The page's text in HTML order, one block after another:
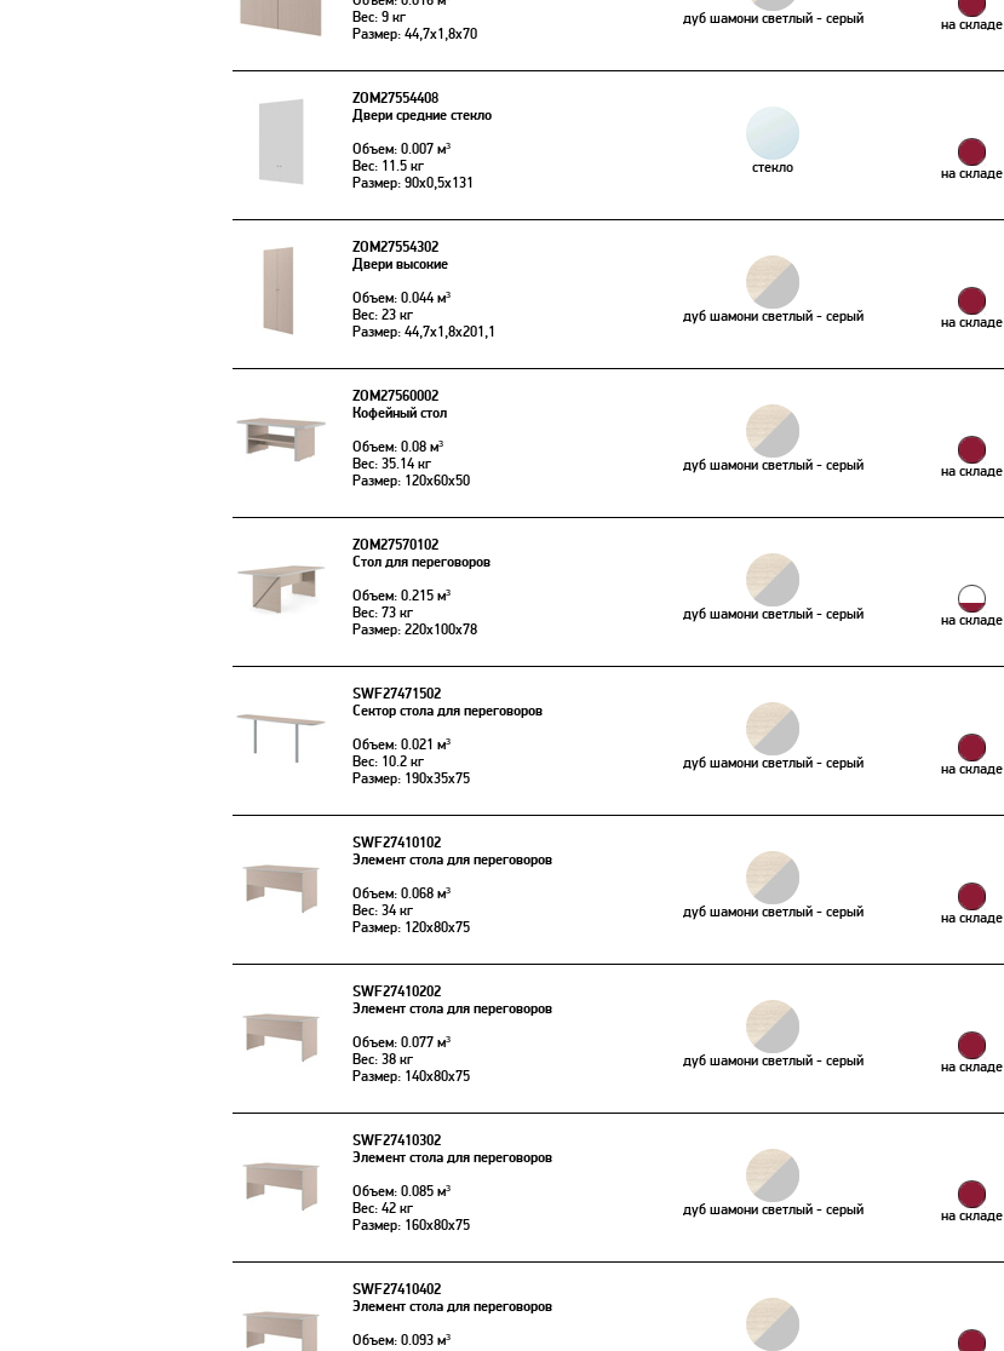
Вес: 9 кг
Размер: 44,7x1,8x70
дуб шамони светлый - серый на складе
ZOM27554408
Двери средние стекло
Объем: 0.007 м³
Вес: 11.5 кг
Размер: 90x0,5x131
стекло на складе
ZOM27554302
Двери высокие
Объем: 0.044 м³
Вес: 23 кг
Размер: 44,7x1,8x201,1
дуб шамони светлый - серый на складе
ZOM27560002
Кофейный стол
Объем: 0.08 м³
Вес: 35.14 кг
Размер: 120x60x50
дуб шамони светлый - серый на складе
ZOM27570102
Стол для переговоров
Объем: 0.215 м³
Вес: 73 кг
Размер: 220x100x78
дуб шамони светлый - серый на складе
SWF27471502
Сектор стола для переговоров
Объем: 0.021 м³
Вес: 10.2 кг
Размер: 190x35x75
дуб шамони светлый - серый на складе
SWF27410102
Элемент стола для переговоров
Объем: 0.068 м³
Вес: 34 кг
Размер: 120x80x75
дуб шамони светлый - серый на складе
SWF27410202
Элемент стола для переговоров
Объем: 0.077 м³
Вес: 38 кг
Размер: 140x80x75
дуб шамони светлый - серый на складе
SWF27410302
Элемент стола для переговоров
Объем: 0.085 м³
Вес: 42 кг
Размер: 160x80x75
дуб шамони светлый - серый на складе
SWF27410402
Элемент стола для переговоров
Объем: 0.093 м³